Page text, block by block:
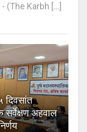
(The Karbh [...]
सर्वेक्षण अहवाल